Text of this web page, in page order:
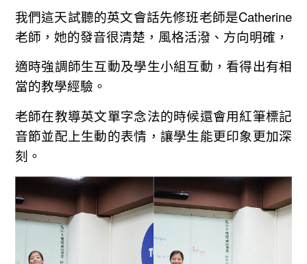
我們這天試聽的英文會話先修班老師是Catherine
老師，她的發音很清楚，風格活潑、方向明確，
適時強調師生互動及學生小組互動，看得出有相
當的教學經驗。
老師在教導英文單字念法的時候還會用紅筆標記
音節並配上生動的表情，讓學生能更印象更加深
刻。